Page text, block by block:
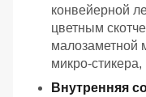
конвейерной
цветным
малозаметной
микро-стикера,
Внутренняя